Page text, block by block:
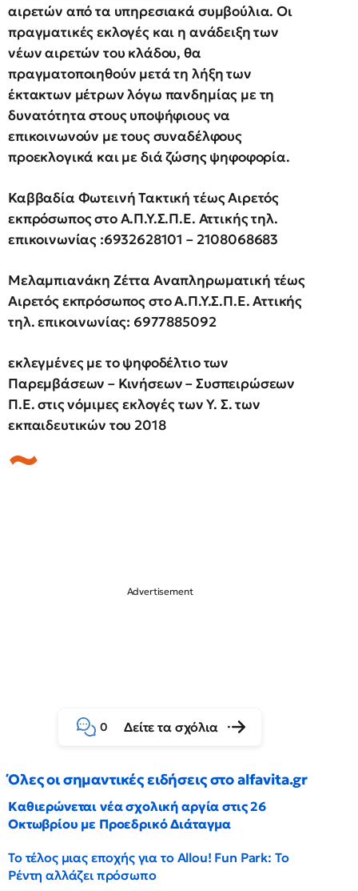
αιρετών από τα υπηρεσιακά συμβούλια. Οι
πραγματικές εκλογές και η ανάδειξη των
νέων αιρετών του κλάδου, θα
πραγματοποιηθούν μετά τη λήξη των
έκτακτων μέτρων λόγω πανδημίας με τη
δυνατότητα στους υποψήφιους να
επικοινωνούν με τους συναδέλφους
προεκλογικά και με διά ζώσης ψηφοφορία.
Καββαδία Φωτεινή Τακτική τέως Αιρετός
εκπρόσωπος στο Α.Π.Υ.Σ.Π.Ε. Αττικής τηλ.
επικοινωνίας :6932628101 – 2108068683
Μελαμπιανάκη Ζέττα Αναπληρωματική τέως
Αιρετός εκπρόσωπος στο Α.Π.Υ.Σ.Π.Ε. Αττικής
τηλ. επικοινωνίας: 6977885092
εκλεγμένες με το ψηφοδέλτιο των
Παρεμβάσεων – Κινήσεων – Συσπειρώσεων
Π.Ε. στις νόμιμες εκλογές των Υ. Σ. των
εκπαιδευτικών του 2018
0 Δείτε τα σχόλια
Όλες οι σημαντικές ειδήσεις στο alfavita.gr
Καθιερώνεται νέα σχολική αργία στις 26
Οκτωβρίου με Προεδρικό Διάταγμα
Το τέλος μιας εποχής για το Allou! Fun Park: Το
Ρέντη αλλάζει πρόσωπο